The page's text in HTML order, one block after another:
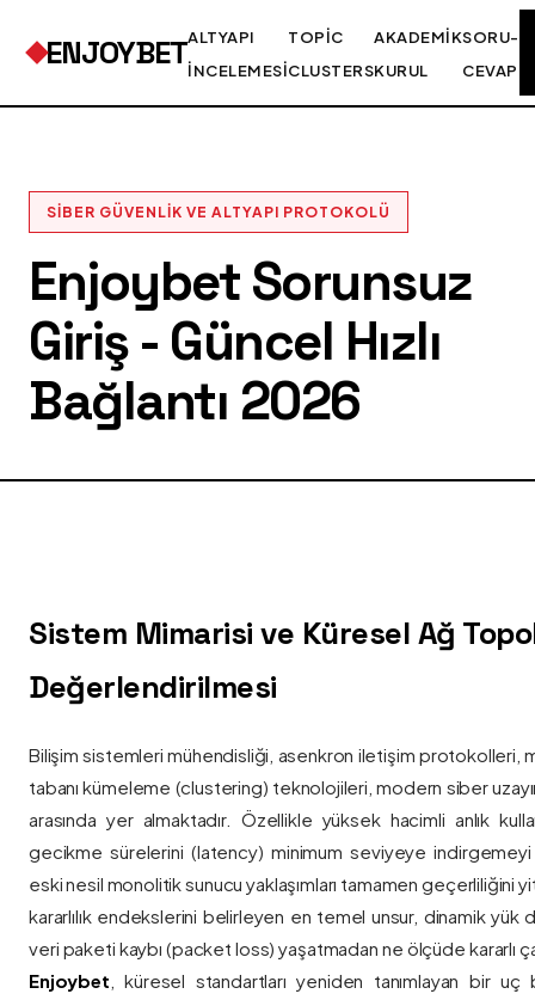
ENJOYBETALTYAPI
İNCELEMESI
TOPIC
CLUSTERS
AKADEMIK
KURUL
SORU-
CEVAP
SIBER GÜVENLIK VE ALTYAPI PROTOKOLÜ
Enjoybet Sorunsuz
Giriş - Güncel Hızlı
Bağlantı 2026
Sistem Mimarisi ve Küresel Ağ
Değerlendirilmesi
Bilişim sistemleri mühendisliği, asenkron iletişim protokolleri,
tabanı kümeleme (clustering) teknolojileri, modern siber
arasında yer almaktadır. Özellikle yüksek hacimli anlık
gecikme sürelerini (latency) minimum seviyeye
eski nesil monolitik sunucu yaklaşımları tamamen geçerliliğini
kararlılık endekslerini belirleyen en temel unsur, dinamik yük
veri paketi kaybı (packet loss) yaşatmadan ne ölçüde kararlı
Enjoybet , küresel standartları yeniden tanımlayan bir